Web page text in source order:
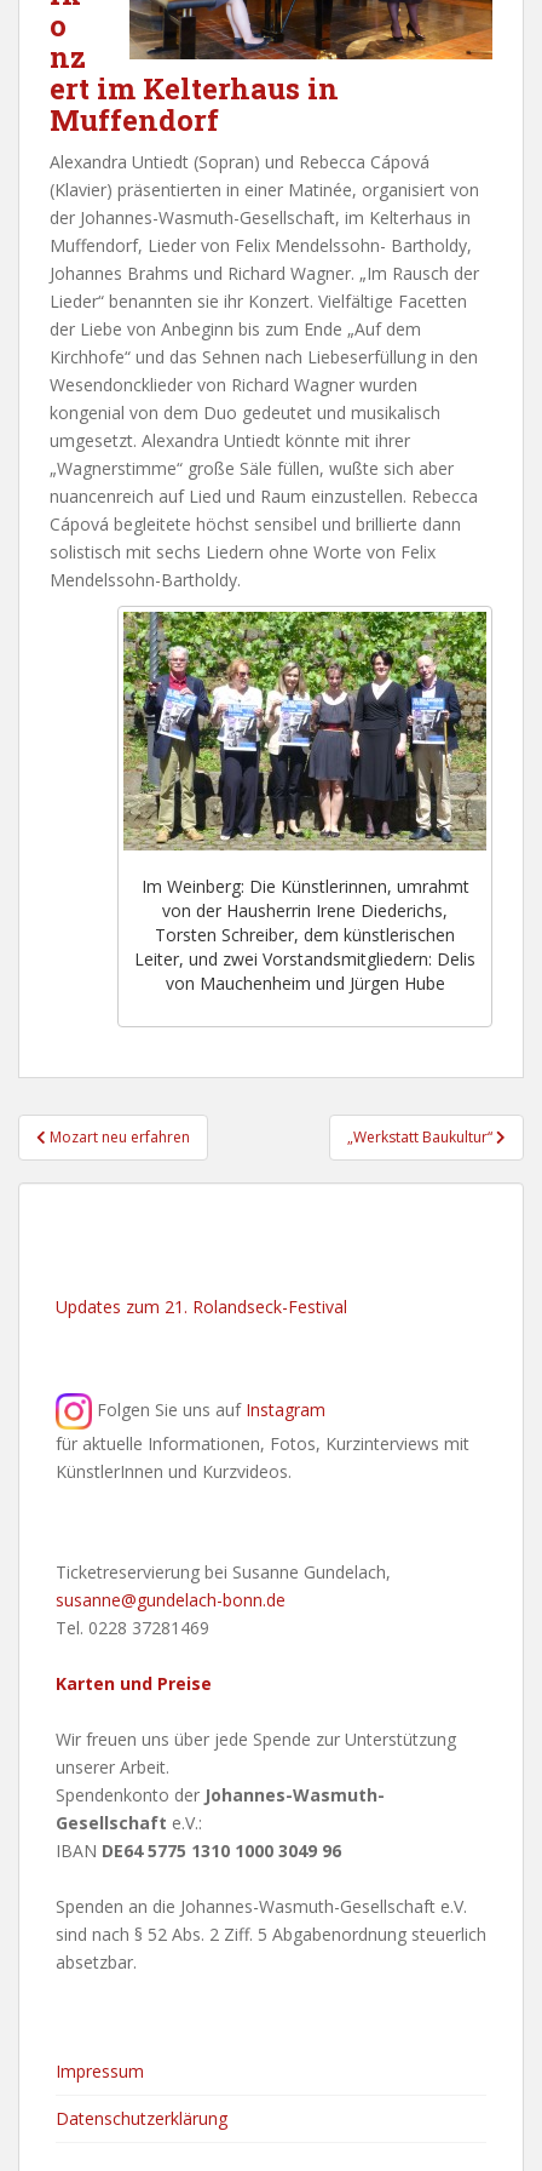
o
nz
ert im Kelterhaus in
Muffendorf
Alexandra Untiedt (Sopran) und Rebecca Cápová
(Klavier) präsentierten in einer Matinée, organisiert von
der Johannes-Wasmuth-Gesellschaft, im Kelterhaus in
Muffendorf, Lieder von Felix Mendelssohn- Bartholdy,
Johannes Brahms und Richard Wagner. „Im Rausch der
Lieder“ benannten sie ihr Konzert. Vielfältige Facetten
der Liebe von Anbeginn bis zum Ende „Auf dem
Kirchhofe“ und das Sehnen nach Liebeserfüllung in den
Wesendoncklieder von Richard Wagner wurden
kongenial von dem Duo gedeutet und musikalisch
umgesetzt. Alexandra Untiedt könnte mit ihrer
„Wagnerstimme“ große Säle füllen, wußte sich aber
nuancenreich auf Lied und Raum einzustellen. Rebecca
Cápová begleitete höchst sensibel und brillierte dann
solistisch mit sechs Liedern ohne Worte von Felix
Mendelssohn-Bartholdy.
Im Weinberg: Die Künstlerinnen, umrahmt
von der Hausherrin Irene Diederichs,
Torsten Schreiber, dem künstlerischen
Leiter, und zwei Vorstandsmitgliedern: Delis
von Mauchenheim und Jürgen Hube
Beitragsnavigation
Mozart neu erfahren „Werkstatt Baukultur“
Updates zum 21. Rolandseck-Festival
Folgen Sie uns auf Instagram
für aktuelle Informationen, Fotos, Kurzinterviews mit
KünstlerInnen und Kurzvideos.
Ticketreservierung bei Susanne Gundelach,
susanne@gundelach-bonn.de
Tel. 0228 37281469
Karten und Preise
Wir freuen uns über jede Spende zur Unterstützung
unserer Arbeit.
Spendenkonto der Johannes-Wasmuth-
Gesellschaft e.V.:
IBAN DE64 5775 1310 1000 3049 96
Spenden an die Johannes-Wasmuth-Gesellschaft e.V.
sind nach § 52 Abs. 2 Ziff. 5 Abgabenordnung steuerlich
absetzbar.
Impressum
Datenschutzerklärung